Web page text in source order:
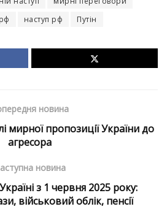
наступ рф Путін
новина
мирної пропозиції України до
агресора
новина
з 1 червня 2025 року:
військовий облік, пенсії